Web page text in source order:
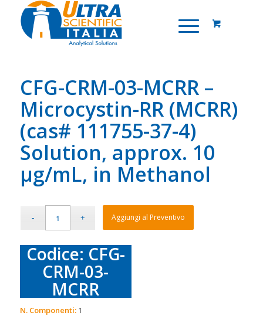
CFG-CRM-03-MCRR –
Microcystin-RR (MCRR)
(cas# 111755-37-4)
Solution, approx. 10
µg/mL, in Methanol
Aggiungi al Preventivo
Codice: CFG-
CRM-03-
MCRR
N. Componenti: 1